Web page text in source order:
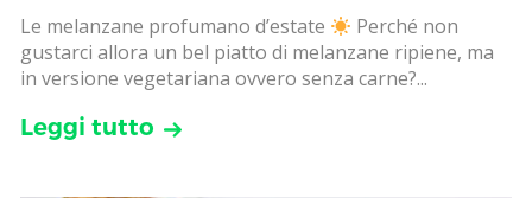
Le melanzane profumano d’estate
Perché non
gustarci allora un bel piatto di melanzane ripiene, ma
in versione vegetariana ovvero senza carne?...
Leggi tutto